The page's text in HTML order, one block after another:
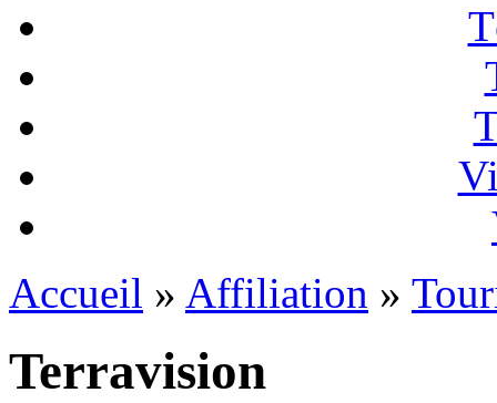
Accueil » Affiliation »
Terravision